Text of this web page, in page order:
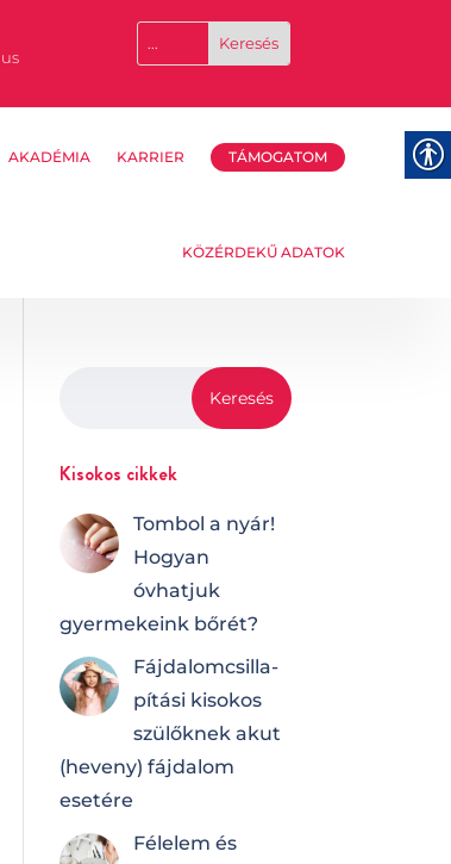
AKADÉMIA KARRIER TÁMOGATOM
KÖZÉRDEKŰ ADATOK
Kisokos cikkek
Tombol a nyár!
Hogyan
óvhatjuk
gyermekeink bőrét?
Fájdalomcsilla­
pí­tá­si kisokos
szülőknek akut
(heveny) fájdalom
esetére
Félelem és